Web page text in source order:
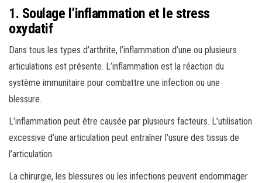
1. Soulage l’inflammation et le stress
oxydatif
Dans tous les types d’arthrite, l’inflammation d’une ou plusieurs
articulations est présente. L’inflammation est la réaction du
système immunitaire pour combattre une infection ou une
blessure.
L’inflammation peut être causée par plusieurs facteurs. L’utilisation
excessive d’une articulation peut entraîner l’usure des tissus de
l’articulation.
La chirurgie, les blessures ou les infections peuvent endommager